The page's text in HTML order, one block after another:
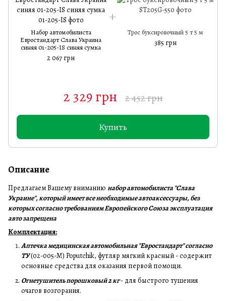
Набор автомобилиста
Евростандарт Слава Украина
синяя 01-205-IS синяя сумка
2 067 грн
Трос буксировочный 5 т 5 м
385 грн
2 329 грн 2 452 грн
Купить
Описание
Предлагаем Вашему вниманию набор автомобилиста "Слава
Украине", который имеет все необходимые автоаксессуары, без
которых согласно требованиям Европейского Союза эксплуатация
авто запрещена
Комплектация:
Аптечка медицинская автомобильная "Евростандарт" согласно
ТУ(02-005-М) Poputchik, футляр мягкий красный - содержит
основные средства для оказания первой помощи.
Огнетушитель порошковый 2 кг- для быстрого тушения
очагов возгорания.